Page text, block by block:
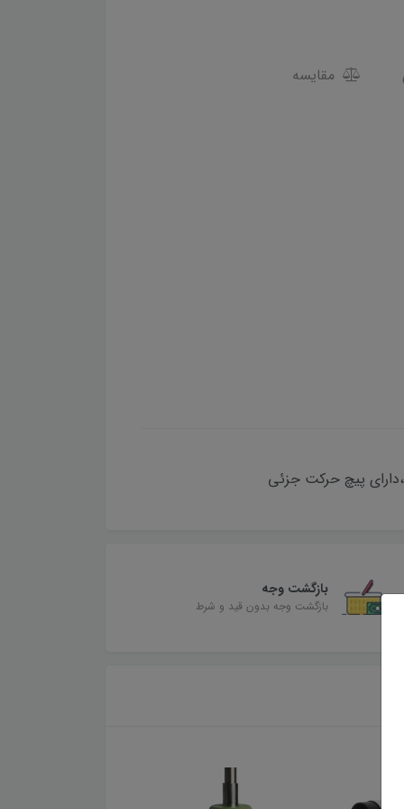
مقایسه
بازگشت وجه
بازگشت وجه بدون قید و شرط